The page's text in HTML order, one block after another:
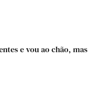
e vou ao chão, mas